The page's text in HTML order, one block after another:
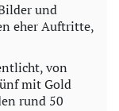
und
eher Auftritte,
von
mit Gold
rund 50